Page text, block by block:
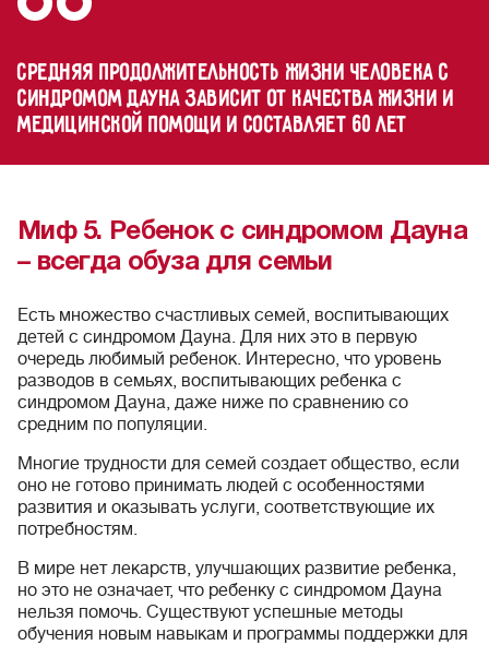
Средняя продолжительность жизни человека с
синдромом Дауна зависит от качества жизни и
медицинской помощи и составляет 60 лет
Миф 5. Ребенок с синдромом Дауна
– всегда обуза для семьи
Есть множество счастливых семей, воспитывающих
детей с синдромом Дауна. Для них это в первую
очередь любимый ребенок. Интересно, что уровень
разводов в семьях, воспитывающих ребенка с
синдромом Дауна, даже ниже по сравнению со
средним по популяции.
Многие трудности для семей создает общество, если
оно не готово принимать людей с особенностями
развития и оказывать услуги, соответствующие их
потребностям.
В мире нет лекарств, улучшающих развитие ребенка,
но это не означает, что ребенку с синдромом Дауна
нельзя помочь. Существуют успешные методы
обучения новым навыкам и программы поддержки для